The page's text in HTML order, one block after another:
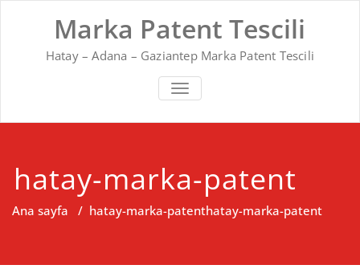
Marka Patent Tescili
Hatay – Adana – Gaziantep Marka Patent Tescili
MENÜYÜ
DEĞIŞTIR
hatay-marka-patent
Ana sayfa / hatay-marka-patenthatay-marka-patent